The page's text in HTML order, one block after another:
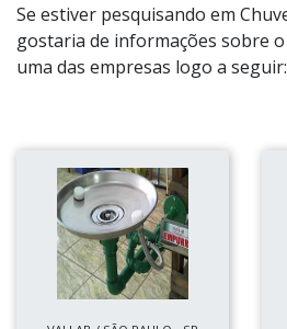
Se estiver pesquisando em
gostaria de informações sobre
uma das empresas logo a seguir: